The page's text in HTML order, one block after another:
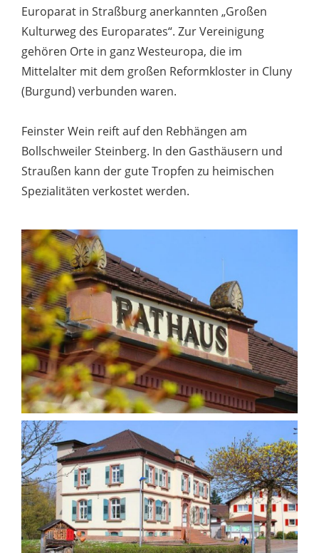
Europarat in Straßburg anerkannten „Großen
Kulturweg des Europarates“. Zur Vereinigung
gehören Orte in ganz Westeuropa, die im
Mittelalter mit dem großen Reformkloster in Cluny
(Burgund) verbunden waren.
Feinster Wein reift auf den Rebhängen am
Bollschweiler Steinberg. In den Gasthäusern und
Straußen kann der gute Tropfen zu heimischen
Spezialitäten verkostet werden.